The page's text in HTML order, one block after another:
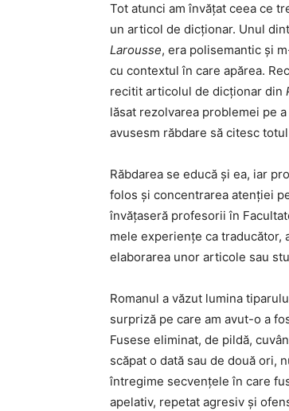
Tot atunci am învățat ceea ce
un articol de dicționar. Unul
Larousse, era polisemantic și
cu contextul în care apărea.
recitit articolul de dicționar din
lăsat rezolvarea problemei pe
avusesm răbdare să citesc
Răbdarea se educă și ea, iar
folos și concentrarea atenției
învățaseră profesorii în
mele experiențe ca traducător,
elaborarea unor articole sau
Romanul a văzut lumina
surpriză pe care am avut-o a
Fusese eliminat, de pildă,
scăpat o dată sau de două ori,
întregime secvențele în care
apelativ, repetat agresiv și